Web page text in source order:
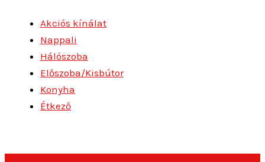
Akciós kínálat
Nappali
Hálószoba
Előszoba/Kisbútor
Konyha
Étkező